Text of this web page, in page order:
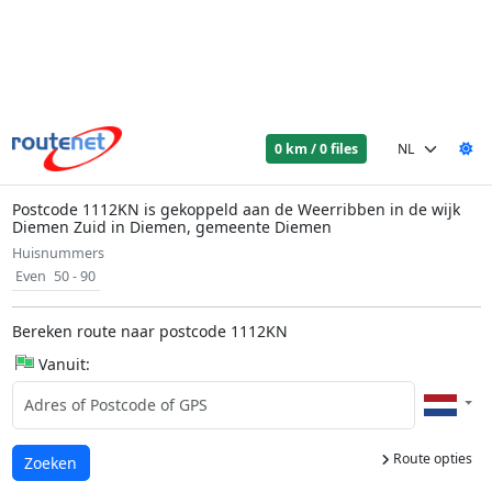
0 km / 0 files
Postcode 1112KN is gekoppeld aan de Weerribben in de wijk
Diemen Zuid in Diemen, gemeente Diemen
Huisnummers
Even 50 - 90
Bereken route naar postcode 1112KN
Vanuit:
Route opties
Laden...
Zoeken